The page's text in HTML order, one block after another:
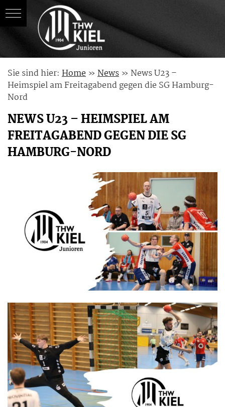
content
Sie sind hier: Home » News » News U23 –
Heimspiel am Freitagabend gegen die SG Hamburg-
Nord
NEWS U23 – HEIMSPIEL AM
FREITAGABEND GEGEN DIE SG
HAMBURG-NORD